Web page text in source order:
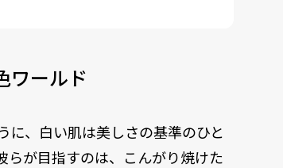
ワールド
に、白い肌は美しさの基準のひと
らが目指すのは、こんがり焼けた